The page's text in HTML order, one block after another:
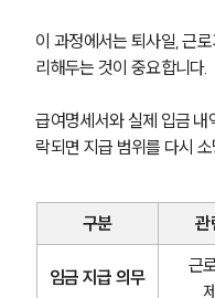
이 과정에서는 퇴사일, 근
리해두는 것이 중요합니다.
급여명세서와 실제 입금
락되면 지급 범위를 다시
구분 관
임금 지급 의무
근